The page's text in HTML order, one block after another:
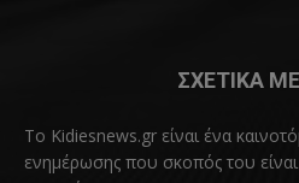
ΣΧΕΤΙΚΑ
Το Kidiesnews.gr είναι ένα
ενημέρωσης που σκοπός του